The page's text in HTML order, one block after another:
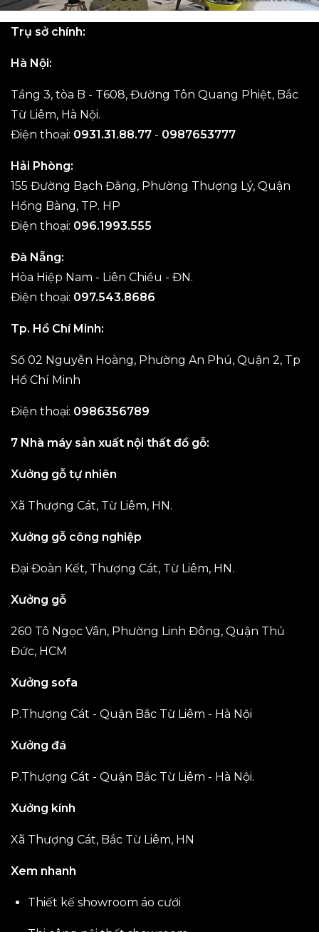
Trụ sở chính:
Hà Nội:
Tầng 3, tòa B - T608, Đường Tôn Quang Phiệt, Bắc
Từ Liêm, Hà Nội.
Điện thoại: 0931.31.88.77 - 0987653777
Hải Phòng:
155 Đường Bạch Đằng, Phường Thượng Lý, Quận
Hồng Bàng, TP. HP
Điện thoại: 096.1993.555
Đà Nẵng:
Hòa Hiệp Nam - Liên Chiều - ĐN.
Điện thoại: 097.543.8686
Tp. Hồ Chí Minh:
Số 02 Nguyễn Hoàng, Phường An Phú, Quận 2, Tp
Hồ Chí Minh
Điện thoại: 0986356789
7 Nhà máy sản xuất nội thất đồ gỗ:
Xưởng gỗ tự nhiên
Xã Thượng Cát, Từ Liêm, HN.
Xưởng gỗ công nghiệp
Đại Đoàn Kết, Thượng Cát, Từ Liêm, HN.
Xưởng gỗ
260 Tô Ngọc Vân, Phường Linh Đông, Quận Thủ
Đức, HCM
Xưởng sofa
P.Thượng Cát - Quận Bắc Từ Liêm - Hà Nội
Xưởng đá
P.Thượng Cát - Quận Bắc Từ Liêm - Hà Nội.
Xưởng kính
Xã Thượng Cát, Bắc Từ Liêm, HN
Xem nhanh
Thiết kế showroom áo cưới